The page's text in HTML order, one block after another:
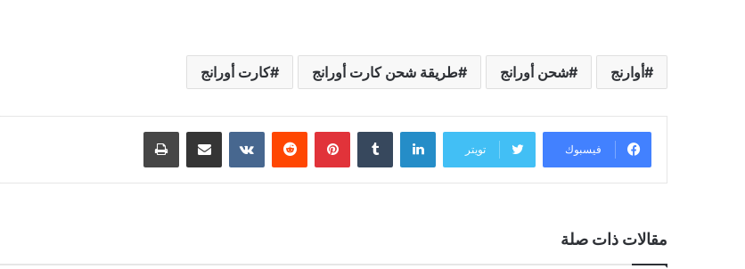
أوارنج شحن أورانج طريقة شحن كارت أورانج كارت أورانج
فيسبوك تويتر
لينكدإن بينتيريست مشاركة عبر البريد طباعة
مقالات ذات صلة